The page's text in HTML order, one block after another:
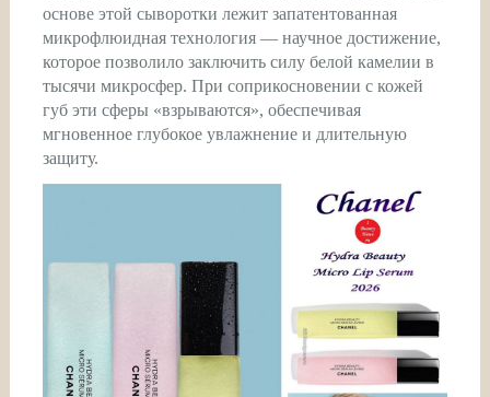
основе этой сыворотки лежит запатентованная
микрофлюидная технология — научное достижение,
которое позволило заключить силу белой камелии в
тысячи микросфер. При соприкосновении с кожей
губ эти сферы «взрываются», обеспечивая
мгновенное глубокое увлажнение и длительную
защиту.